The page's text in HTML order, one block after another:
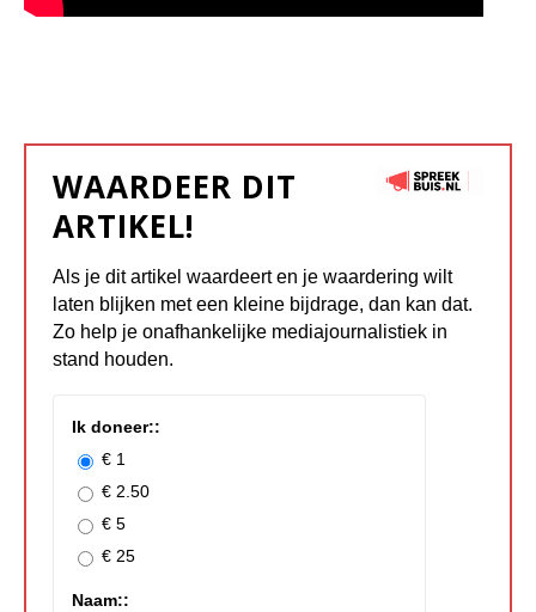
WAARDEER DIT
ARTIKEL!
Als je dit artikel waardeert en je waardering wilt
laten blijken met een kleine bijdrage, dan kan dat.
Zo help je onafhankelijke mediajournalistiek in
stand houden.
Ik doneer::
€ 1
€ 2.50
€ 5
€ 25
Naam::